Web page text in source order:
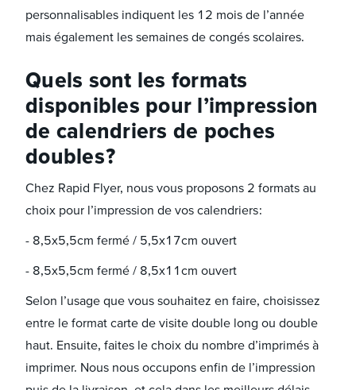
personnalisables indiquent les 12 mois de l’année
mais également les semaines de congés scolaires.
Quels sont les formats
disponibles pour l’impression
de calendriers de poches
doubles ?
Chez Rapid Flyer, nous vous proposons 2 formats au
choix pour l’impression de vos calendriers :
- 8,5x5,5cm fermé / 5,5x17cm ouvert
- 8,5x5,5cm fermé / 8,5x11cm ouvert
Selon l’usage que vous souhaitez en faire, choisissez
entre le format carte de visite double long ou double
haut. Ensuite, faites le choix du nombre d’imprimés à
imprimer. Nous nous occupons enfin de l’impression